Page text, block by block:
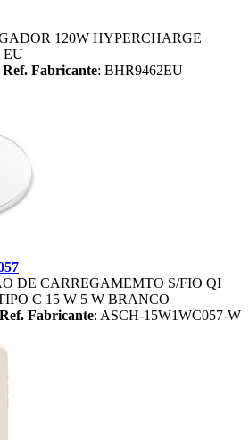
120W HYPERCHARGE
EU
Ref. Fabricante: BHR9462EU
DE CARREGAMEMTO S/FIO QI
C 15 W 5 W BRANCO
Ref. Fabricante: ASCH-15W1WC057-W